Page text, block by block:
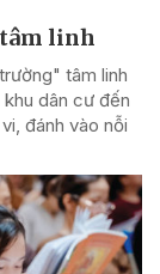
tâm linh
tâm linh
dân cư đến
đánh vào nỗi